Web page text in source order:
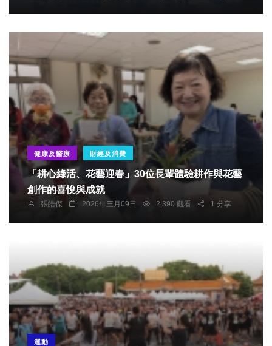
健康及醫療 財經及消費
「耕心綠活、花藝迎春」30位長輩體驗耕作與花藝
創作的喜悅與成就
張皓傑 2026年三月09日 2,390 觀看 1 分享
運動